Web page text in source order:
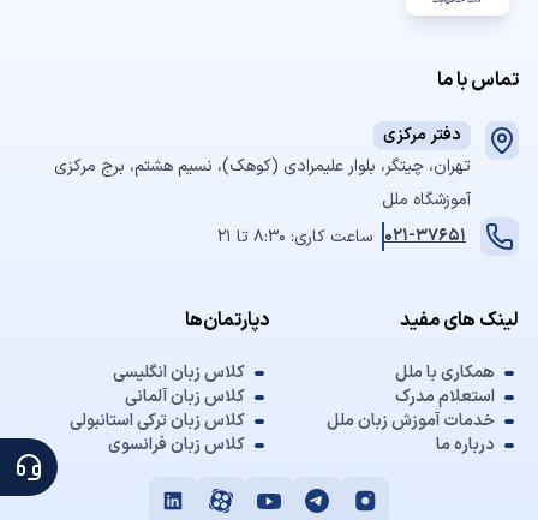
تماس با ما
دفتر مرکزی
تهران، چیتگر، بلوار علیمرادی (کوهک)، نسیم هشتم، برج مرکزی
آموزشگاه ملل
021-37651 ساعت کاری: 8:30 تا 21
لینک های مفید
همکاری با ملل
استعلام مدرک
خدمات آموزش زبان ملل
درباره ما
دپارتمان‌ها
کلاس زبان انگلیسی
کلاس زبان آلمانی
کلاس زبان ترکی استانبولی
کلاس زبان فرانسوی